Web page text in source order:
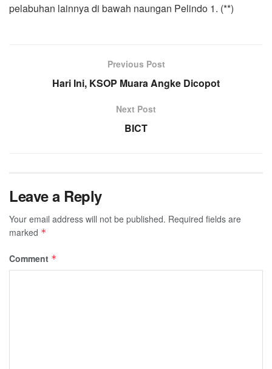
pelabuhan lainnya di bawah naungan Pelindo 1. (**)
Previous Post
Hari Ini, KSOP Muara Angke Dicopot
Next Post
BICT
Leave a Reply
Your email address will not be published. Required fields are
marked *
Comment *